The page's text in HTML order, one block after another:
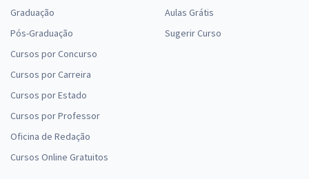
Graduação
Pós-Graduação
Cursos por Concurso
Cursos por Carreira
Cursos por Estado
Cursos por Professor
Oficina de Redação
Cursos Online Gratuitos
Aulas Grátis
Sugerir Curso